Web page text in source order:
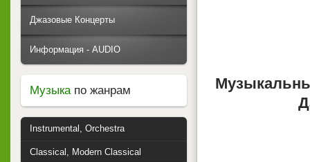
Джазовые Концерты
Информация - AUDIO
Музыкапо жанрам
Instrumental, Orchestra
Classical, Modern Classical